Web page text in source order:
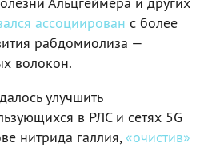
ассоциирован с более
рабдомиолиза —
волокон.
улучшить
в РЛС и сетях 5G
нитрида галлия, «очистив»